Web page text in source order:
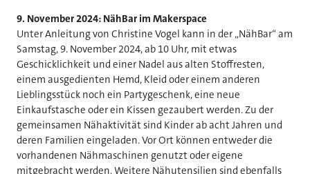
9. November 2024: NähBar im Makerspace
Unter Anleitung von Christine Vogel kann in der „NähBar“ am
Samstag, 9. November 2024, ab 10 Uhr, mit etwas
Geschicklichkeit und einer Nadel aus alten Stoffresten,
einem ausgedienten Hemd, Kleid oder einem anderen
Lieblingsstück noch ein Partygeschenk, eine neue
Einkaufstasche oder ein Kissen gezaubert werden. Zu der
gemeinsamen Nähaktivität sind Kinder ab acht Jahren und
deren Familien eingeladen. Vor Ort können entweder die
vorhandenen Nähmaschinen genutzt oder eigene
mitgebracht werden. Weitere Nähutensilien sind ebenfalls